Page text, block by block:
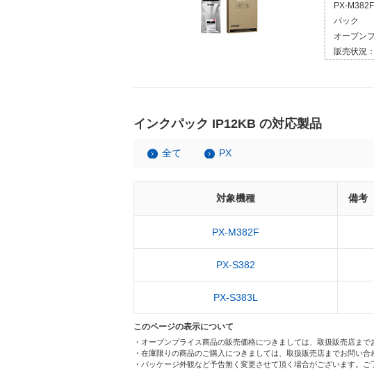
PX-
パック
オープン
販売状況：
インクパック IP12KB の対応製品
全て PX
対象機種 備考
PX-M382F
PX-S382
PX-S383L
このページの表示について
・オープンプライス商品の販売価格につきましては、取扱販売店まで
・在庫限りの商品のご購入につきましては、取扱販売店までお問い合
・パッケージ外観など予告無く変更させて頂く場合がございます。ご